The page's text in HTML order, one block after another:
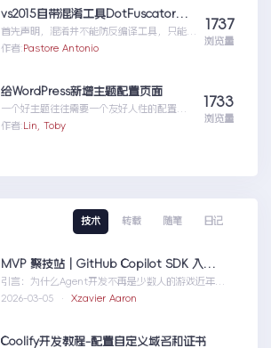
wordpress
vs2015自带混淆工具DotFuscator使用方法（超简单）
首先声明，混淆并不能防反编译工具，只能增
加反编译出来的代码阅读难度（把方法和变量
作者:Pastore Antonio
1737
浏览量
给WordPress新增主题配置页面
一个好主题往往需要一个友好人性的配置页
面，那怎么做呢？请听我细细道来。
作者: Lin, Toby
1733
浏览量
技术 转载 随笔 日记
MVP 聚技站｜GitHub Copilot SDK 入门：五分钟构建你的第一个 AI Agent
引言：为什么Agent开发不再是少数人的游戏近年
来，随着人工智能技术的快速发展，AIAgen...MVP
2026-03-05 · Xzavier Aaron
Coolify开发教程-配置自定义域名和证书